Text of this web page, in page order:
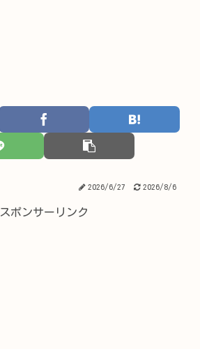
2026/6/27 2026/8/6
スポンサーリンク